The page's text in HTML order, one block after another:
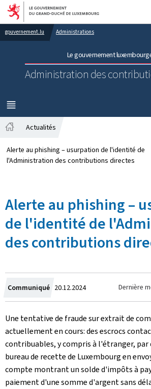
Aller au menu principal
Aller au contenu
gouvernement.lu Administrations
Le gouvernement
Administration des
MENU
PRINCIPAL
Actualités
Alerte au phishing – usurpation de l'identité de
l'Administration des contributions directes
Alerte au phishing –
de l'identité de
des contributions
Communiqué Crée
le
20.12.2024 Dernière
Une tentative de fraude sur extrait de
actuellement en cours: des escrocs
contribuables, y compris à l'étranger, par
bureau de recette de Luxembourg en
compte montrant un solde d'impôts à
paiement d'une somme d'argent sans